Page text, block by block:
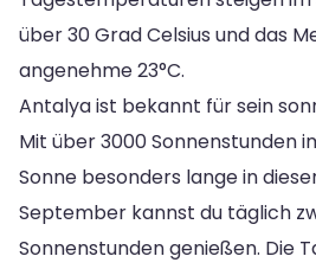
über 30 Grad Celsius und das
angenehme 23°C.
Antalya ist bekannt für sein
Mit über 3000 Sonnenstunden
Sonne besonders lange in
September kannst du täglich
Sonnenstunden genießen. Die